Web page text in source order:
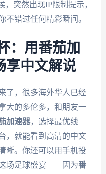
突然出现IP限制提示，
不错过任何精彩瞬间。
：用番茄加
享中文解说
了，很多海外华人已经
大的多伦多，和朋友一
加速器，选择最优线
，就能看到高清的中文
晰。你还可以用手机投
场足球盛宴——因为番